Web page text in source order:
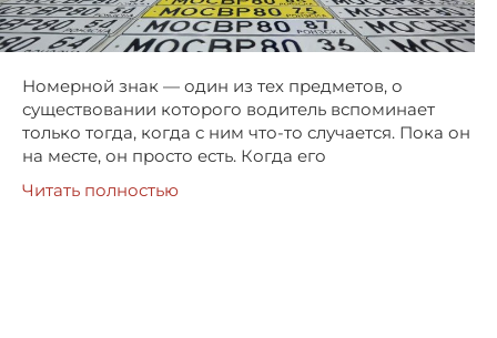
Номерной знак — один из тех предметов, о
существовании которого водитель вспоминает
только тогда, когда с ним что-то случается. Пока он
на месте, он просто есть. Когда его
Читать полностью